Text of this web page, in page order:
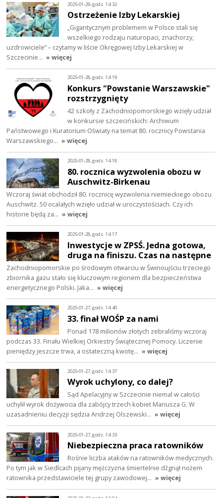
2025-01-29, godz. 14:32
Ostrzeżenie Izby Lekarskiej
„Gigantycznym problemem w Polsce stali się
wszelkiego rodzaju naturopaci, znachorzy,
uzdrowiciele” – czytamy w liście Okręgowej Izby Lekarskiej w
Szczecinie… » więcej
2025-01-28, godz. 14:19
Konkurs "Powstanie Warszawskie"
rozstrzygnięty
42 szkoły z Zachodniopomorskiego wzięły udział
w konkursie szczecińskich: Archiwum
Państwowego i Kuratorium Oświaty na temat 80. rocznicy Powstania
Warszawskiego… » więcej
2025-01-28, godz. 14:18
80. rocznica wyzwolenia obozu w
Auschwitz-Birkenau
Wczoraj świat obchodził 80. rocznicę wyzwolenia niemieckiego obozu
Auschwitz. 50 ocalałych wzięło udział w uroczystościach. Czy ich
historie będą za… » więcej
2025-01-28, godz. 14:17
Inwestycje w ZPSŚ. Jedna gotowa,
druga na finiszu. Czas na następne
Zachodniopomorskie po środowym otwarciu w Świnoujściu trzeciego
zbiornika gazu stało się kluczowym regionem dla bezpieczeństwa
energetycznego Polski. Jaka… » więcej
2025-01-27, godz. 14:40
33. finał WOŚP za nami
Ponad 178 milionów złotych zebraliśmy wczoraj
podczas 33. Finału Wielkiej Orkiestry Świątecznej Pomocy. Liczenie
pieniędzy jeszcze trwa, a ostateczną kwotę… » więcej
2025-01-27, godz. 14:37
Wyrok uchylony, co dalej?
Sąd Apelacyjny w Szczecinie niemal w całości
uchylił wyrok dożywocia dla zabójcy trzech kobiet Mariusza G. W
uzasadnieniu decyzji sędzia Andrzej Olszewski… » więcej
2025-01-27, godz. 14:33
Niebezpieczna praca ratowników
Rośnie liczba ataków na ratowników medycznych.
Po tym jak w Siedlcach pijany mężczyzna śmiertelnie dźgnął nożem
ratownika przedstawiciele tej grupy zawodowej… » więcej